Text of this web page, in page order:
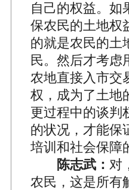
自己的权益。如
保农民的土地权
的就是农民的土
民。然后才考虑
农地直接入市交
权，成为了土地
更过程中的谈判
的状况，才能保
培训和社会保障
陈志武： 对
农民，这是所有